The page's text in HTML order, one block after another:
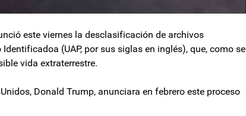
este viernes la desclasificación de archivos
(UAP, por sus siglas en inglés), que, como se
vida extraterrestre.
Donald Trump, anunciara en febrero este proceso